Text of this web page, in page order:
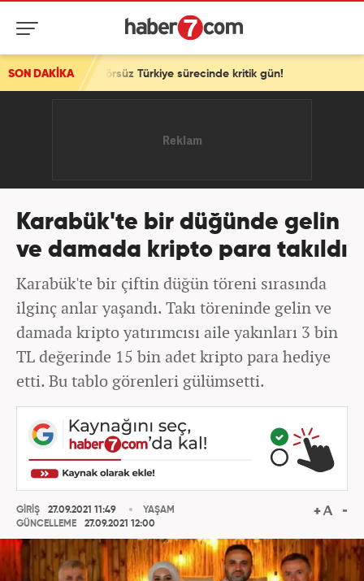
SON DAKİKA
Türkiye sürecinde kritik gün!
Karabük'te bir düğünde gelin
ve damada kripto para takıldı
Karabük'te bir çiftin düğün töreni sırasında
ilginç anlar yaşandı. Takı töreninde gelin ve
damada kripto yatırımcısı aile yakınları 3 bin
TL değerinde 15 bin adet kripto para hediye
etti. Bu tablo görenleri gülümsetti.
GİRİŞ
27.09.2021 11:49
GÜNCELLEME
27.09.2021 12:00
YAŞAM